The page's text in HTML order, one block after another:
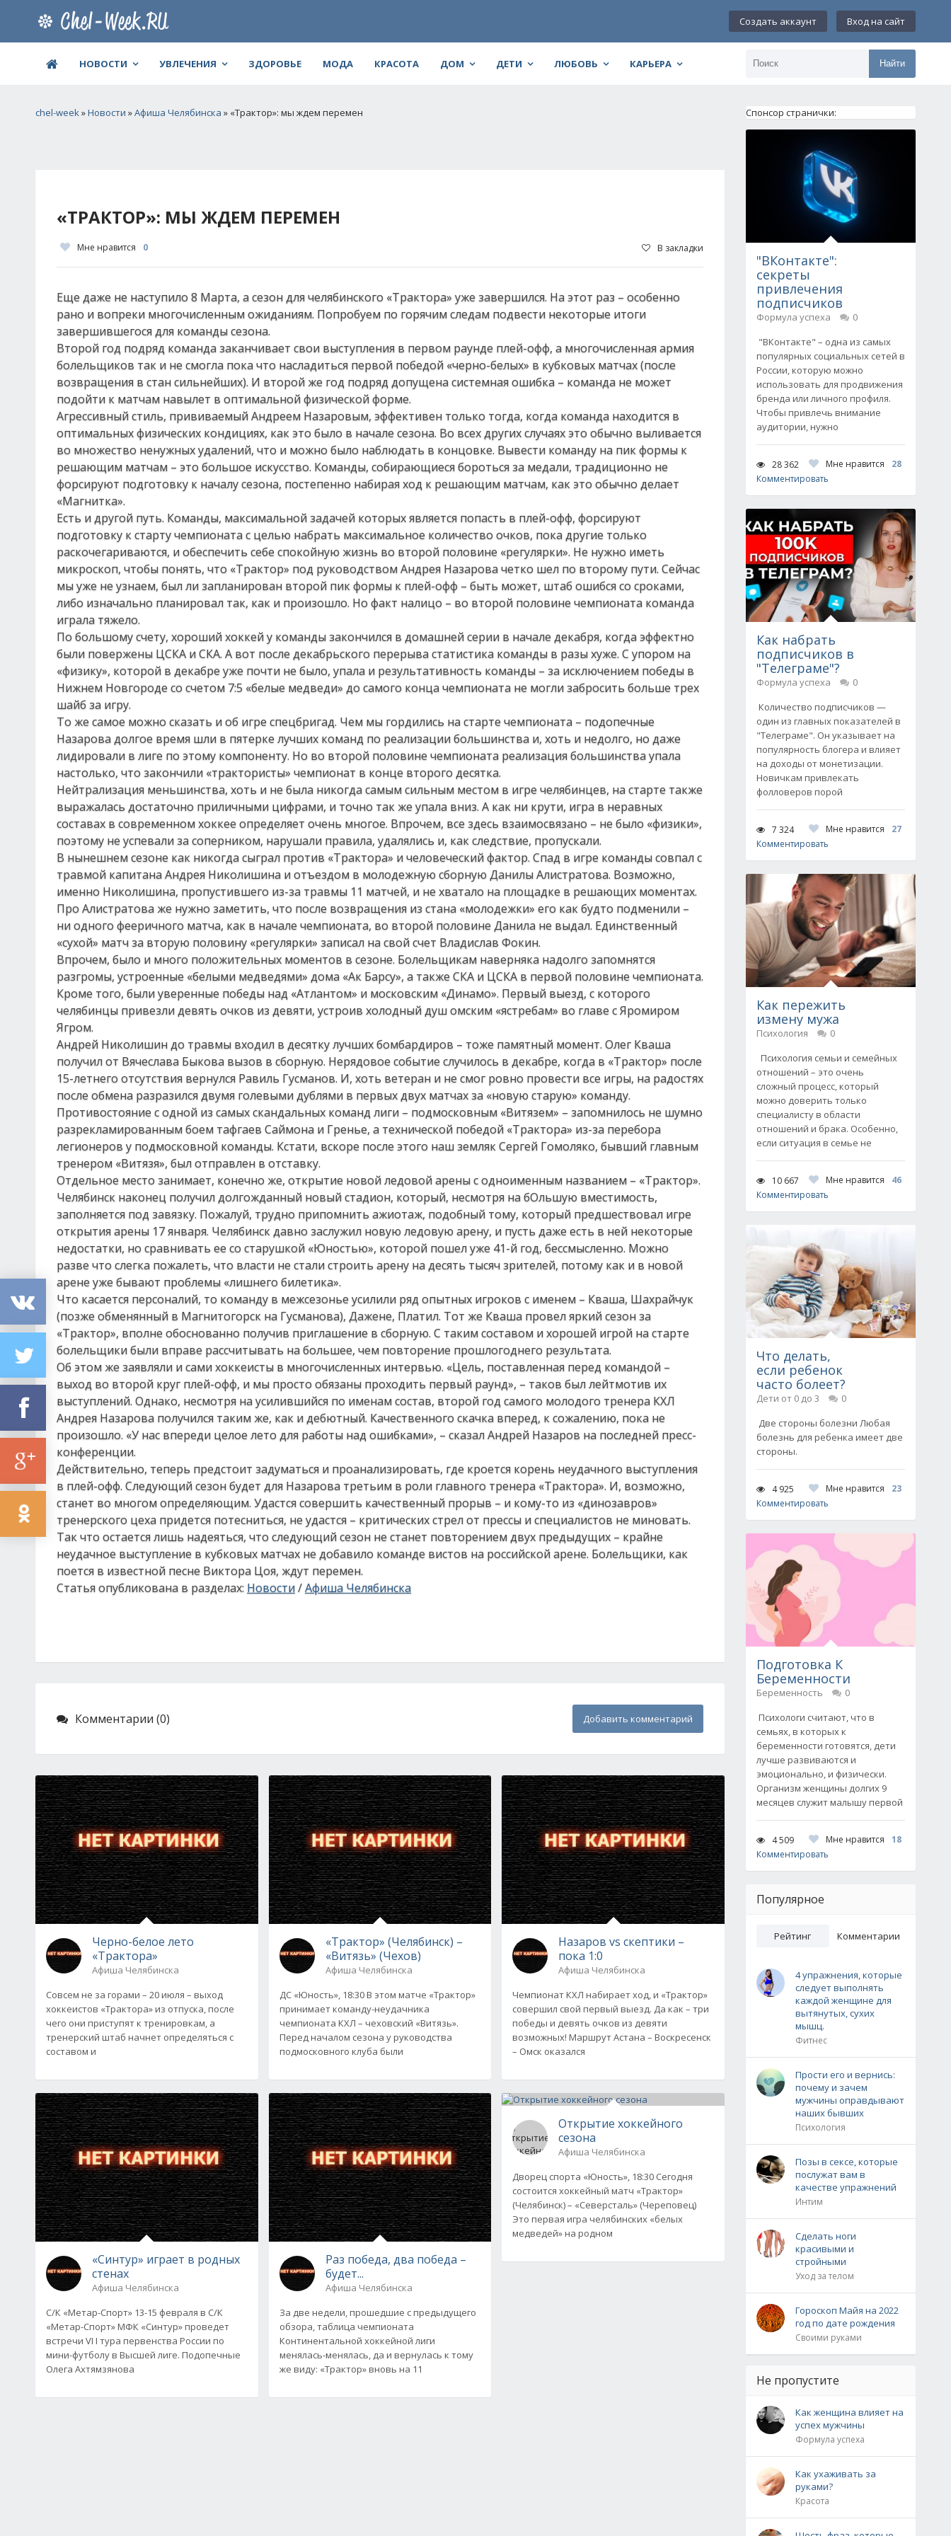
Создать аккаунт Вход на сайт
НОВОСТИ УВЛЕЧЕНИЯ ЗДОРОВЬЕ МОДА КРАСОТА ДОМ ДЕТИ ЛЮБОВЬ КАРЬЕРА Найти
chel-week»Новости »Афиша Челябинска » «Трактор»: мы ждем перемен
«ТРАКТОР»: МЫ ЖДЕМ ПЕРЕМЕН
Мне нравится 0 В закладки
Еще даже не наступило 8 Марта, а сезон для челябинского «Трактора» уже завершился. На этот раз – особенно
рано и вопреки многочисленным ожиданиям. Попробуем по горячим следам подвести некоторые итоги
завершившегося для команды сезона.
Второй год подряд команда заканчивает свои выступления в первом раунде плей-офф, а многочисленная армия
болельщиков так и не смогла пока что насладиться первой победой «черно-белых» в кубковых матчах (после
возвращения в стан сильнейших). И второй же год подряд допущена системная ошибка – команда не может
подойти к матчам навылет в оптимальной физической форме.
Агрессивный стиль, прививаемый Андреем Назаровым, эффективен только тогда, когда команда находится в
оптимальных физических кондициях, как это было в начале сезона. Во всех других случаях это обычно выливается
во множество ненужных удалений, что и можно было наблюдать в концовке. Вывести команду на пик формы к
решающим матчам – это большое искусство. Команды, собирающиеся бороться за медали, традиционно не
форсируют подготовку к началу сезона, постепенно набирая ход к решающим матчам, как это обычно делает
«Магнитка».
Есть и другой путь. Команды, максимальной задачей которых является попасть в плей-офф, форсируют
подготовку к старту чемпионата с целью набрать максимальное количество очков, пока другие только
раскочегариваются, и обеспечить себе спокойную жизнь во второй половине «регулярки». Не нужно иметь
микроскоп, чтобы понять, что «Трактор» под руководством Андрея Назарова четко шел по второму пути. Сейчас
мы уже не узнаем, был ли запланирован второй пик формы к плей-офф – быть может, штаб ошибся со сроками,
либо изначально планировал так, как и произошло. Но факт налицо – во второй половине чемпионата команда
играла тяжело.
По большому счету, хороший хоккей у команды закончился в домашней серии в начале декабря, когда эффектно
были повержены ЦСКА и СКА. А вот после декабрьского перерыва статистика команды в разы хуже. С упором на
«физику», которой в декабре уже почти не было, упала и результативность команды – за исключением победы в
Нижнем Новгороде со счетом 7:5 «белые медведи» до самого конца чемпионата не могли забросить больше трех
шайб за игру.
То же самое можно сказать и об игре спецбригад. Чем мы гордились на старте чемпионата – подопечные
Назарова долгое время шли в пятерке лучших команд по реализации большинства и, хоть и недолго, но даже
лидировали в лиге по этому компоненту. Но во второй половине чемпионата реализация большинства упала
настолько, что закончили «трактористы» чемпионат в конце второго десятка.
Нейтрализация меньшинства, хоть и не была никогда самым сильным местом в игре челябинцев, на старте также
выражалась достаточно приличными цифрами, и точно так же упала вниз. А как ни крути, игра в неравных
составах в современном хоккее определяет очень многое. Впрочем, все здесь взаимосвязано – не было «физики»,
поэтому не успевали за соперником, нарушали правила, удалялись и, как следствие, пропускали.
В нынешнем сезоне как никогда сыграл против «Трактора» и человеческий фактор. Спад в игре команды совпал с
травмой капитана Андрея Николишина и отъездом в молодежную сборную Данилы Алистратова. Возможно,
именно Николишина, пропустившего из-за травмы 11 матчей, и не хватало на площадке в решающих моментах.
Про Алистратова же нужно заметить, что после возвращения из стана «молодежки» его как будто подменили –
ни одного фееричного матча, как в начале чемпионата, во второй половине Данила не выдал. Единственный
«сухой» матч за вторую половину «регулярки» записал на свой счет Владислав Фокин.
Впрочем, было и много положительных моментов в сезоне. Болельщикам наверняка надолго запомнятся
разгромы, устроенные «белыми медведями» дома «Ак Барсу», а также СКА и ЦСКА в первой половине чемпионата.
Кроме того, были уверенные победы над «Атлантом» и московским «Динамо». Первый выезд, с которого
челябинцы привезли девять очков из девяти, устроив холодный душ омским «ястребам» во главе с Яромиром
Ягром.
Андрей Николишин до травмы входил в десятку лучших бомбардиров – тоже памятный момент. Олег Кваша
получил от Вячеслава Быкова вызов в сборную. Нерядовое событие случилось в декабре, когда в «Трактор» после
15-летнего отсутствия вернулся Равиль Гусманов. И, хоть ветеран и не смог ровно провести все игры, на радостях
после обмена разразился двумя голевыми дублями в первых двух матчах за «новую старую» команду.
Противостояние с одной из самых скандальных команд лиги – подмосковным «Витязем» – запомнилось не шумно
разрекламированным боем тафгаев Саймона и Гренье, а технической победой «Трактора» из-за перебора
легионеров у подмосковной команды. Кстати, вскоре после этого наш земляк Сергей Гомоляко, бывший главным
тренером «Витязя», был отправлен в отставку.
Отдельное место занимает, конечно же, открытие новой ледовой арены с одноименным названием – «Трактор».
Челябинск наконец получил долгожданный новый стадион, который, несмотря на бОльшую вместимость,
заполняется под завязку. Пожалуй, трудно припомнить ажиотаж, подобный тому, который предшествовал игре
открытия арены 17 января. Челябинск давно заслужил новую ледовую арену, и пусть даже есть в ней некоторые
недостатки, но сравнивать ее со старушкой «Юностью», которой пошел уже 41-й год, бессмысленно. Можно
разве что слегка пожалеть, что власти не стали строить арену на десять тысяч зрителей, потому как и в новой
арене уже бывают проблемы «лишнего билетика».
Что касается персоналий, то команду в межсезонье усилили ряд опытных игроков с именем – Кваша, Шахрайчук
(позже обменянный в Магнитогорск на Гусманова), Дажене, Платил. Тот же Кваша провел яркий сезон за
«Трактор», вполне обоснованно получив приглашение в сборную. С таким составом и хорошей игрой на старте
болельщики были вправе рассчитывать на большее, чем повторение прошлогоднего результата.
Об этом же заявляли и сами хоккеисты в многочисленных интервью. «Цель, поставленная перед командой –
выход во второй круг плей-офф, и мы просто обязаны проходить первый раунд», – таков был лейтмотив их
выступлений. Однако, несмотря на усилившийся по именам состав, второй год самого молодого тренера КХЛ
Андрея Назарова получился таким же, как и дебютный. Качественного скачка вперед, к сожалению, пока не
произошло. «У нас впереди целое лето для работы над ошибками», – сказал Андрей Назаров на последней пресс-
конференции.
Действительно, теперь предстоит задуматься и проанализировать, где кроется корень неудачного выступления
в плей-офф. Следующий сезон будет для Назарова третьим в роли главного тренера «Трактора». И, возможно,
станет во многом определяющим. Удастся совершить качественный прорыв – и кому-то из «динозавров»
тренерского цеха придется потесниться, не удастся – критических стрел от прессы и специалистов не миновать.
Так что остается лишь надеяться, что следующий сезон не станет повторением двух предыдущих – крайне
неудачное выступление в кубковых матчах не добавило команде вистов на российской арене. Болельщики, как
поется в известной песне Виктора Цоя, ждут перемен.
Статья опубликована в разделах: Новости/Афиша Челябинска
Комментарии (0) Добавить комментарий
Черно-белое лето
«Трактора»
Афиша Челябинска
Совсем не за горами – 20 июля – выход
хоккеистов «Трактора» из отпуска, после
чего они приступят к тренировкам, а
тренерский штаб начнет определяться с
составом и
«Синтур» играет в родных
стенах
Афиша Челябинска
С/К «Метар-Спорт» 13-15 февраля в С/К
«Метар-Спорт» МФК «Синтур» проведет
встречи VI I тура первенства России по
мини-футболу в Высшей лиге. Подопечные
Олега Ахтямзянова
«Трактор» (Челябинск) –
«Витязь» (Чехов)
Афиша Челябинска
ДС «Юность», 18:30 В этом матче «Трактор»
принимает команду-неудачника
чемпионата КХЛ – чеховский «Витязь».
Перед началом сезона у руководства
подмосковного клуба были
Раз победа, два победа –
будет...
Афиша Челябинска
За две недели, прошедшие с предыдущего
обзора, таблица чемпионата
Континентальной хоккейной лиги
менялась-менялась, да и вернулась к тому
же виду: «Трактор» вновь на 11
Назаров vs скептики –
пока 1:0
Афиша Челябинска
Чемпионат КХЛ набирает ход, и «Трактор»
совершил свой первый выезд. Да как – три
победы и девять очков из девяти
возможных! Маршрут Астана – Воскресенск
– Омск оказался
Открытие хоккейного
сезона
Афиша Челябинска
Дворец спорта «Юность», 18:30 Сегодня
состоится хоккейный матч «Трактор»
(Челябинск) – «Северсталь» (Череповец)
Это первая игра челябинских «белых
медведей» на родном
Спонсор странички:
"ВКонтакте":
секреты
привлечения
подписчиков
Формула успеха
0
"ВКонтакте" – одна из самых
популярных социальных сетей в
России, которую можно
использовать для продвижения
бренда или личного профиля.
Чтобы привлечь внимание
аудитории, нужно
28 362 Мне нравится
28
Комментировать
Как набрать
подписчиков в
"Телеграме"?
Формула успеха
0
Количество подписчиков —
один из главных показателей в
"Телеграме". Он указывает на
популярность блогера и влияет
на доходы от монетизации.
Новичкам привлекать
фолловеров порой
7 324 Мне нравится
27
Комментировать
Как пережить
измену мужа
Психология
0
Психология семьи и семейных
отношений – это очень
сложный процесс, который
можно доверить только
специалисту в области
отношений и брака. Особенно,
если ситуация в семье не
10 667 Мне нравится
46
Комментировать
Что делать,
если ребенок
часто болеет?
Дети от 0 до 3
0
Две стороны болезни Любая
болезнь для ребенка имеет две
стороны.
4 925 Мне нравится
23
Комментировать
Подготовка К
Беременности
Беременность
0
Психологи считают, что в
семьях, в которых к
беременности готовятся, дети
лучше развиваются и
эмоционально, и физически.
Организм женщины долгих 9
месяцев служит малышу первой
4 509 Мне нравится
18
Комментировать
Популярное
Рейтинг Комментарии
4 упражнения, которые
следует выполнять
каждой женщине для
вытянутых, сухих
мышц.
Фитнес
Прости его и вернись:
почему и зачем
мужчины оправдывают
наших бывших
Психология
Позы в сексе, которые
послужат вам в
качестве упражнений
Интим
Сделать ноги
красивыми и
стройными
Уход за телом
Гороскоп Майя на 2022
год по дате рождения
Своими руками
Не пропустите
Как женщина влияет на
успех мужчины
Формула успеха
Как ухаживать за
руками?
Красота